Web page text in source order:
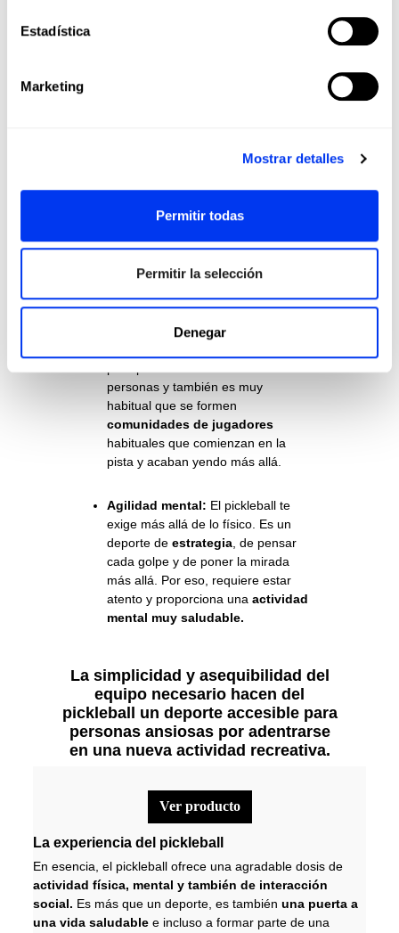
Estadística
Marketing
Mostrar detalles
Permitir todas
Permitir la selección
Denegar
ofrece niveles
adecuados. Al fin y al cabo, es un
deporte ajustable a todas las
Interacción social:El deporte
interacción con otros jugadores.
Los partidos de pickleball
personas y también es muy
habitual que se formen
comunidades de jugadores
habituales que comienzan en la
pista y acaban yendo más allá.
Agilidad mental: El pickleball te
exige más allá de lo físico. Es un
deporte deestrategia, de pensar
cada golpe y de poner la mirada
más allá. Por eso, requiere estar
atento y proporciona unaactividad
mental muy saludable.
La simplicidad y asequibilidad del
equipo necesario hacen del
pickleball un deporte accesible para
personas ansiosas por adentrarse
en una nueva actividad recreativa.
La experiencia del pickleball
En esencia, el pickleball ofrece una agradable dosis de
actividad física, mental y también de interacción
social. Es más que un deporte, es tambiénuna puerta a
una vida saludable e incluso a formar parte de una
ver producto